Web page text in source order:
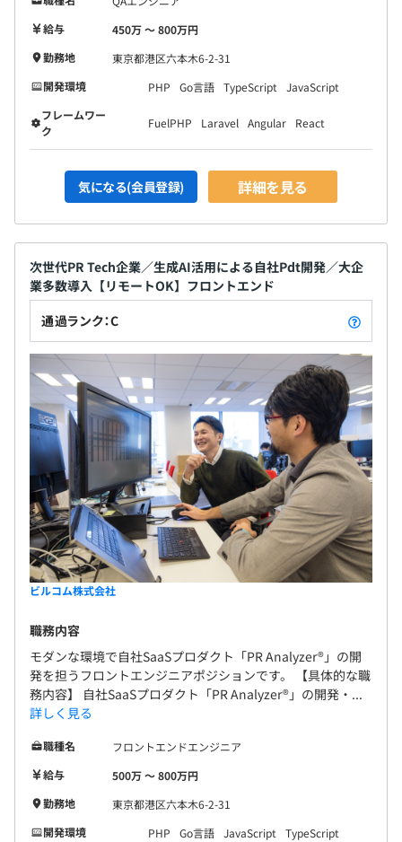
給与
450万 〜 800万円
勤務地
東京都港区六本木6-2-31
開発環境
PHP Go言語 TypeScript
JavaScript
フレームワー
ク
FuelPHP Laravel Angular React
気になる(会員登録) 詳細を見る
次世代PR Tech企業／生成AI活用による自社Pdt開発／大企
業多数導入【リモートOK】フロントエンド
通過ランク：C
ビルコム株式会社
職務内容
モダンな環境で自社SaaSプロダクト「PR Analyzer®」の開
発を担うフロントエンジニアポジションです。 【具体的な職
務内容】 自社SaaSプロダクト「PR Analyzer®」の開発・...
詳しく見る
職種名
フロントエンドエンジニア
給与
500万 〜 800万円
勤務地
東京都港区六本木6-2-31
開発環境
PHP Go言語 JavaScript TypeScript